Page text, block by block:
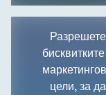
Разрешете
цели, за да